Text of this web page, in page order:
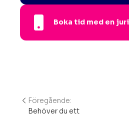
Boka tid med en
Inläggsnavigering
Föregående:
Behöver du ett